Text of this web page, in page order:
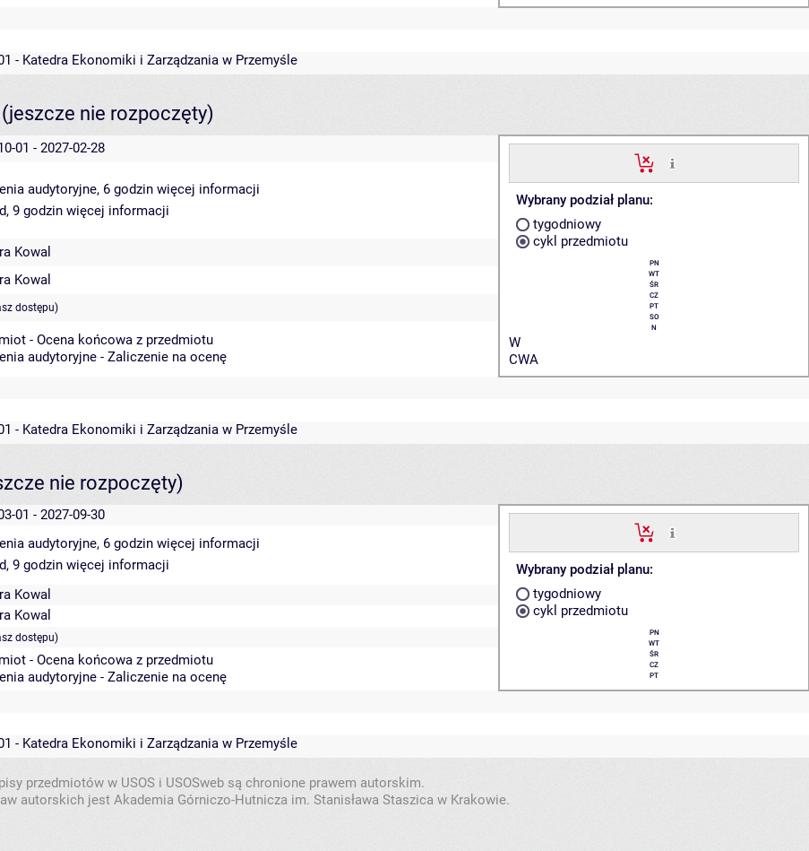
- Katedra Ekonomiki i Zarządzania w Przemyśle
(jeszcze nie rozpoczęty)
01 - 2027-02-28
Wybrany podział planu:
tygodniowy
cykl przedmiotu
PN
WT
ŚR
CZ
PT
SO
N
W
CWA
audytoryjne, 6 godzin więcej informacji
9 godzin więcej informacji
Kowal
Kowal
dostępu)
- Ocena końcowa z przedmiotu
audytoryjne - Zaliczenie na ocenę
- Katedra Ekonomiki i Zarządzania w Przemyśle
nie rozpoczęty)
01 - 2027-09-30
Wybrany podział planu:
tygodniowy
cykl przedmiotu
PN
WT
ŚR
CZ
PT
audytoryjne, 6 godzin więcej informacji
9 godzin więcej informacji
Kowal
Kowal
dostępu)
- Ocena końcowa z przedmiotu
audytoryjne - Zaliczenie na ocenę
- Katedra Ekonomiki i Zarządzania w Przemyśle
przedmiotów w USOS i USOSweb są chronione prawem autorskim.
autorskich jest Akademia Górniczo-Hutnicza im. Stanisława Staszica w Krakowie.